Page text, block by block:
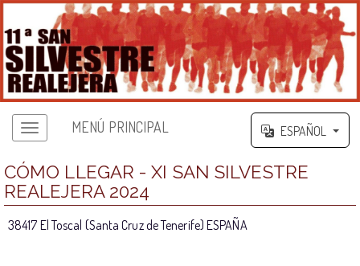
MENÚ PRINCIPAL ESPAÑOL
CÓMO LLEGAR - XI SAN SILVESTRE
REALEJERA 2024
38417 El Toscal (Santa Cruz de Tenerife) ESPAÑA